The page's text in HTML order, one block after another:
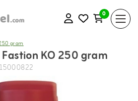
0
gram
KO 250 gram